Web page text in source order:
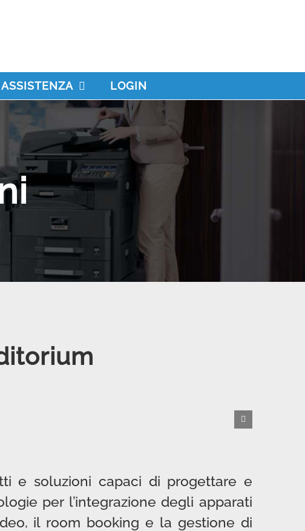
ASSISTENZA LOGIN
e soluzioni capaci di progettare e
per l’integrazione degli apparati
il room booking e la gestione di